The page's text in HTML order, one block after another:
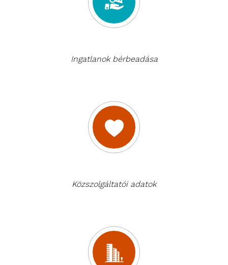
Ingatlanok bérbeadása
Közszolgáltatói adatok